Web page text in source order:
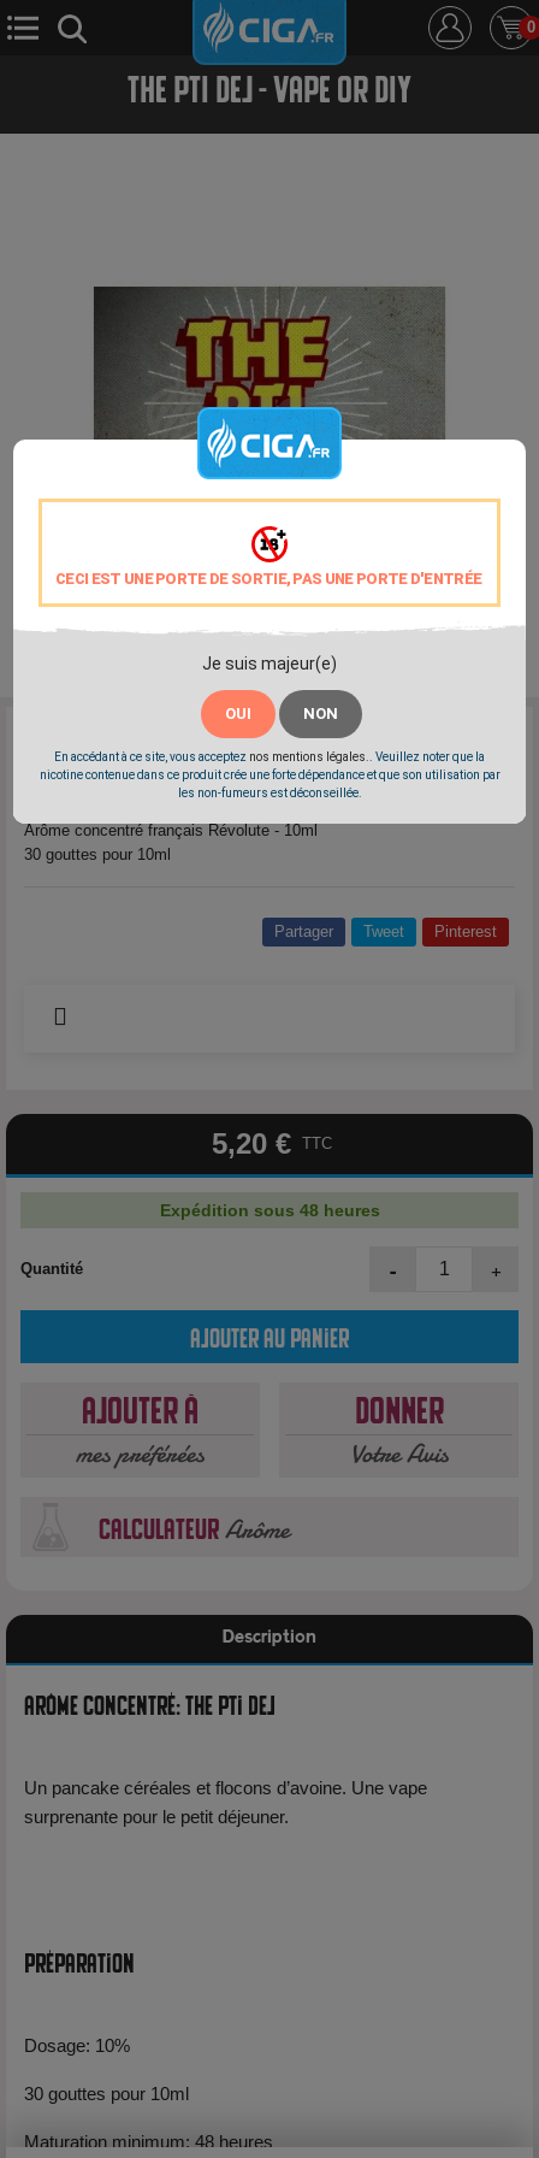
CECI EST UNE PORTE DE SORTIE, PAS UNE PORTE D'ENTRÉE
Je suis majeur(e)
OUI NON
En accédant à ce site, vous acceptez nos mentions légales.
. Veuillez noter que la
nicotine contenue dans ce produit crée une forte dépendance et que son utilisation par
les non-fumeurs est déconseillée.
0
E-Cigarette E-Liquide
THE PTI DEJ - VAPE OR DIY
vape-or-diy-the-pti-dej
Marque: Vape or DIY
Arôme concentré français Révolute - 10ml
30 gouttes pour 10ml
Partager Tweet Pinterest
5,20 € TTC
Expédition sous 48 heures
Quantité - +
Ajouter au panier
Ajouter à
mes préférées
Donner
Votre Avis
calculateur Arôme
Description
Arôme Concentré: The Pti Dej
Un pancake céréales et flocons d’avoine. Une vape
surprenante pour le petit déjeuner.
Préparation
Dosage: 10%
30 gouttes pour 10ml
Maturation minimum: 48 heures